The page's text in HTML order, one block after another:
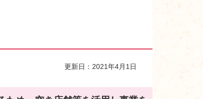
更新日：2021年4月1日